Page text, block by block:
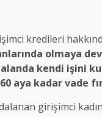
kredileri
olmaya
kendi işini
aya kadar vade
girişimci